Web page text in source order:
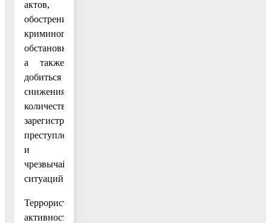
актов,
обострения
криминогенной
обстановки,
а также
добиться
снижения
количества
зарегистрированных
преступлений
и
чрезвычайных
ситуаций.
Террористическая
активность